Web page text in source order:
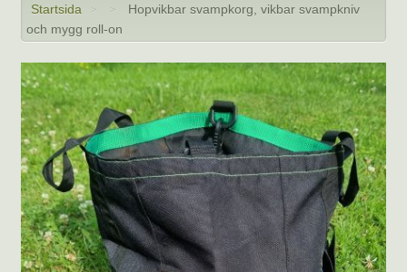
Startsida > >
Hopvikbar svampkorg, vikbar svampkniv
och mygg roll-on